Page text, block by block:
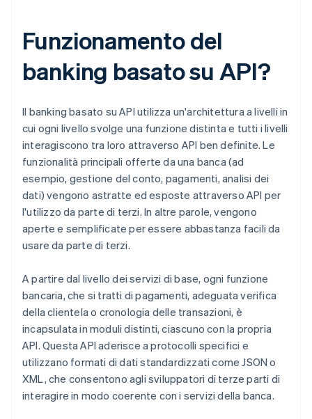
Funzionamento del
banking basato su API?
Il banking basato su API utilizza un'architettura a livelli in
cui ogni livello svolge una funzione distinta e tutti i livelli
interagiscono tra loro attraverso API ben definite. Le
funzionalità principali offerte da una banca (ad
esempio, gestione del conto, pagamenti, analisi dei
dati) vengono astratte ed esposte attraverso API per
l'utilizzo da parte di terzi. In altre parole, vengono
aperte e semplificate per essere abbastanza facili da
usare da parte di terzi.
A partire dal livello dei servizi di base, ogni funzione
bancaria, che si tratti di pagamenti, adeguata verifica
della clientela o cronologia delle transazioni, è
incapsulata in moduli distinti, ciascuno con la propria
API. Questa API aderisce a protocolli specifici e
utilizzano formati di dati standardizzati come JSON o
XML, che consentono agli sviluppatori di terze parti di
interagire in modo coerente con i servizi della banca.